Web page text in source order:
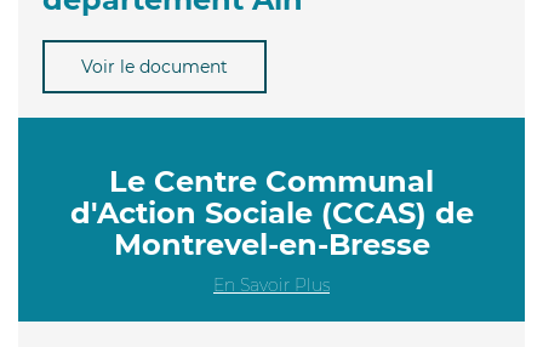
Voir le document
Le Centre Communal
d'Action Sociale (CCAS) de
Montrevel-en-Bresse
En Savoir Plus